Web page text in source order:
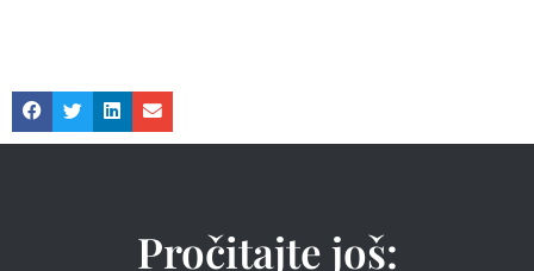
Pročitajte još: